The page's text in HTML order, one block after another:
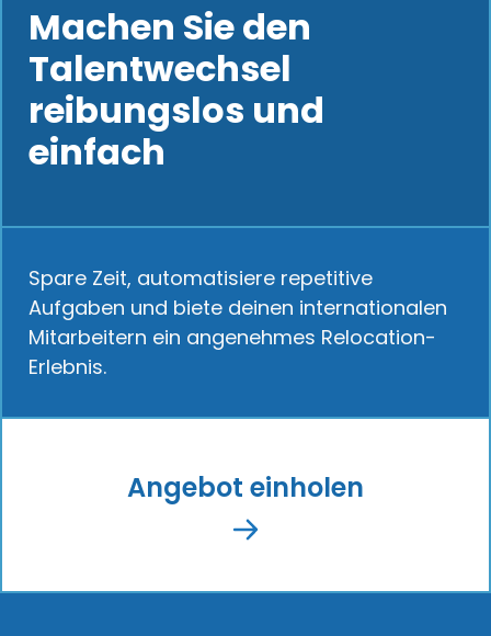
Machen Sie den
Talentwechsel
reibungslos und
einfach
Spare Zeit, automatisiere repetitive
Aufgaben und biete deinen internationalen
Mitarbeitern ein angenehmes Relocation-
Erlebnis.
Angebot einholen